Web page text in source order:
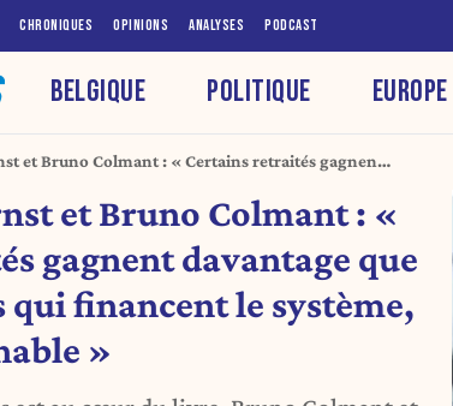
CHRONIQUES OPINIONS ANALYSES PODCAST
BELGIQUE POLITIQUE EUROPE
et Bruno Colmant : « Certains retraités gagnent
» et Bruno Colmant : «
gagnent davantage que
qui financent le système,
»